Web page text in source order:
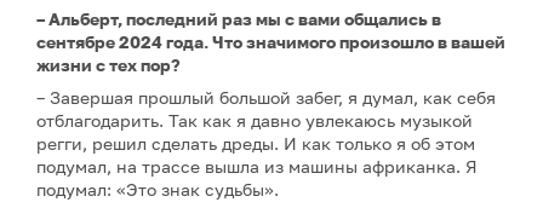
– Альберт, последний раз мы с вами общались в
сентябре 2024 года. Что значимого произошло в вашей
жизни с тех пор?
– Завершая прошлый большой забег, я думал, как себя
отблагодарить. Так как я давно увлекаюсь музыкой
регги, решил сделать дреды. И как только я об этом
подумал, на трассе вышла из машины африканка. Я
подумал: «Это знак судьбы».